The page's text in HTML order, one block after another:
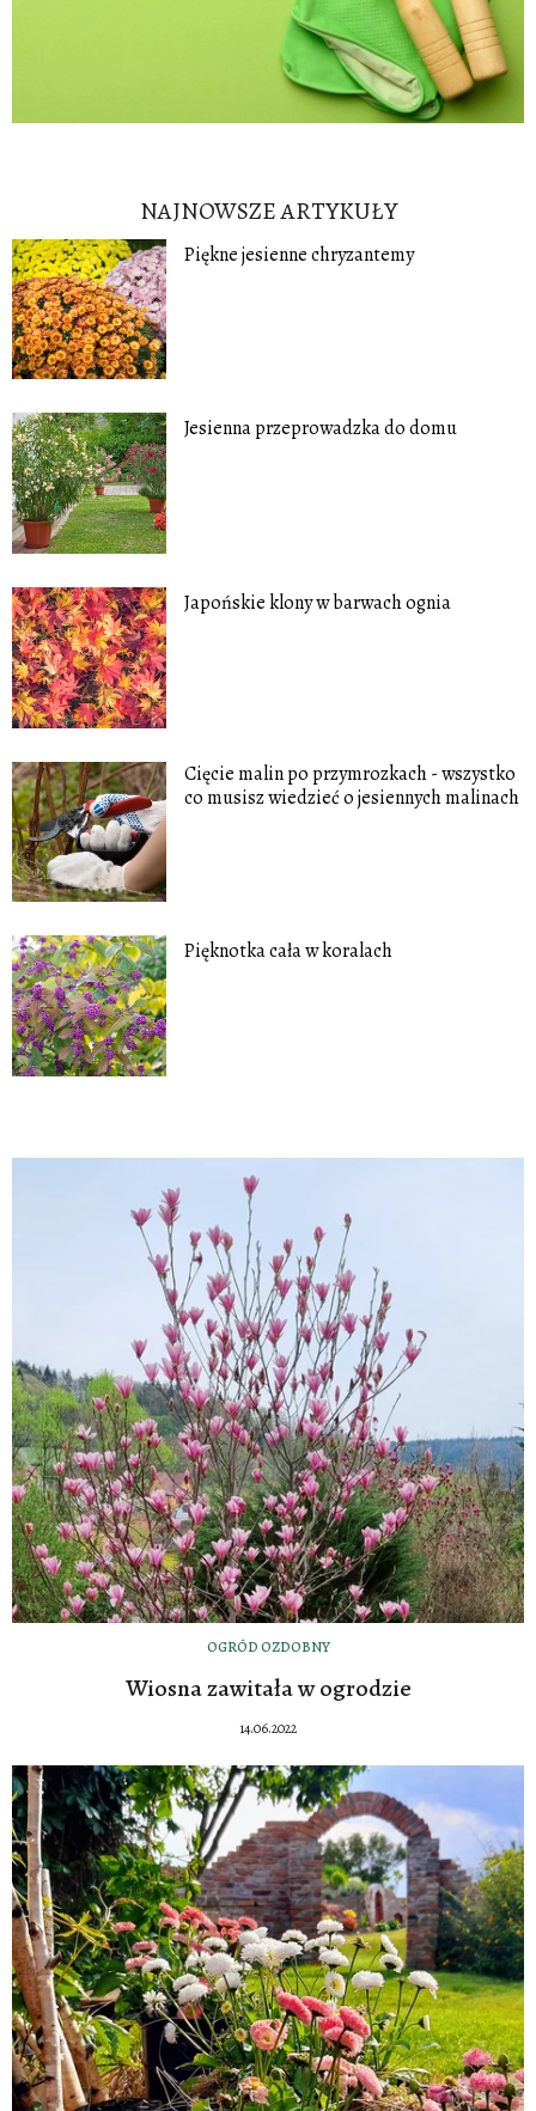
NAJNOWSZE ARTYKUŁY
Piękne jesienne chryzantemy
Jesienna przeprowadzka do domu
Japońskie klony w barwach ognia
Cięcie malin po przymrozkach - wszystko
co musisz wiedzieć o jesiennych malinach
Pięknotka cała w koralach
OGRÓD OZDOBNY
Wiosna zawitała w ogrodzie
14.06.2022